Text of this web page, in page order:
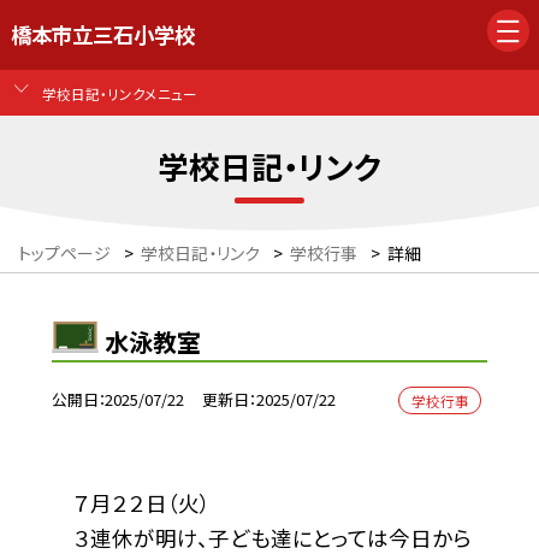
橋本市立三石小学校
学校日記・リンクメニュー
学校日記・リンク
トップページ > 学校日記・リンク > 学校行事 > 詳細
水泳教室
公開日 2025/07/22 更新日 2025/07/22 学校行事
７月２２日（火）
３連休が明け、子ども達にとっては今日から